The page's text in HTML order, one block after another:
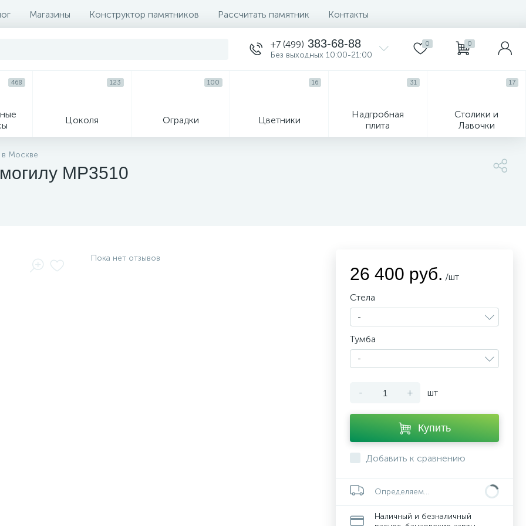
Магазины Конструктор памятников Рассчитать памятник Контакты
+7 (499) 383-68-88
Без выходных 10:00-21:00
0 0
468
Цоколя
123
Оградки
100
Цветники
16
Надгробная
плита
31
Столики и
Лавочки
17
кресты
в Москве
MP3510
Пока нет отзывов
26 400 руб. /шт
Стела
-
Тумба
-
- + шт
Купить
Добавить к сравнению
Определяем...
Наличный и безналичный